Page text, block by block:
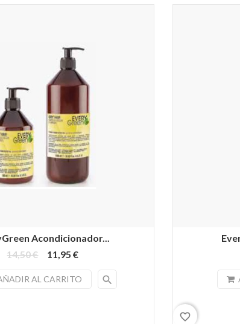
Acondicionador...
14,50 €
11,95 €
AL CARRITO search
favorite_border